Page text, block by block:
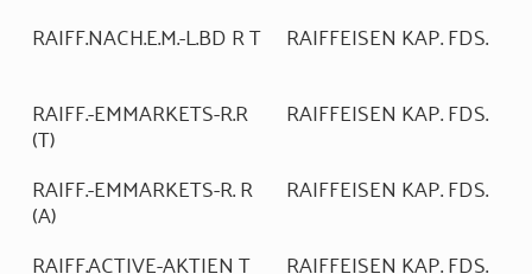
RAIFF.NACH.E.M.-L.BD R T
RAIFFEISEN KAP. FDS.
RAIFF.-EMMARKETS-R.R
(T)
RAIFFEISEN KAP. FDS.
RAIFF.-EMMARKETS-R. R
(A)
RAIFFEISEN KAP. FDS.
RAIFF.ACTIVE-AKTIEN T
RAIFFEISEN KAP. FDS.